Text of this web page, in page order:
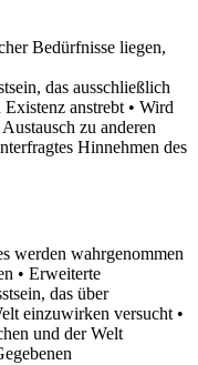
Bedürfnisse liegen,
das ausschließlich
anstrebt • Wird
zu anderen
Hinnehmen des
werden wahrgenommen
• Erweiterte
das über
einzuwirken versucht •
und der Welt